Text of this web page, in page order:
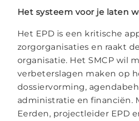
Het systeem voor je laten
Het EPD is een kritische
zorgorganisaties en raakt
organisatie. Het SMCP wil
verbeterslagen maken op
dossiervorming,
administratie en financiën.
Eerden, projectleider EPD